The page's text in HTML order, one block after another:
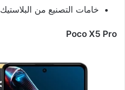
خامات التصنيع من البلاستيك
Poco X5 Pro